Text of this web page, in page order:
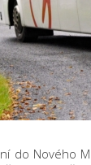
do Nového